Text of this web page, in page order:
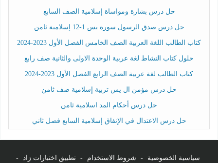
حل درس بشارة ومواساة إسلامية الصف السابع
حل درس صدق الرسول سورة يس 1-12 إسلامية ثامن
كتاب الطالب اللغة العربية الصف الخامس الفصل الأول 2023-2024
حلول كتاب النشاط لغة عربية الوحدة الاولى والثانية صف رابع
كتاب الطالب لغة عربية الصف الرابع الفصل الأول 2023-2024
حل درس مؤمن ال يس تربية إسلامية صف ثامن
حل درس أحكام المد اسلامية ثامن
حل درس الاعتدال في الإنفاق إسلامية السابع فصل ثاني
سياسية الخصوصية - شروط الاستخدام - تطبيق اختبارات زاد -